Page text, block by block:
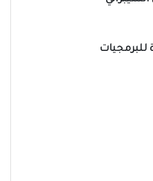
للبرمجيات